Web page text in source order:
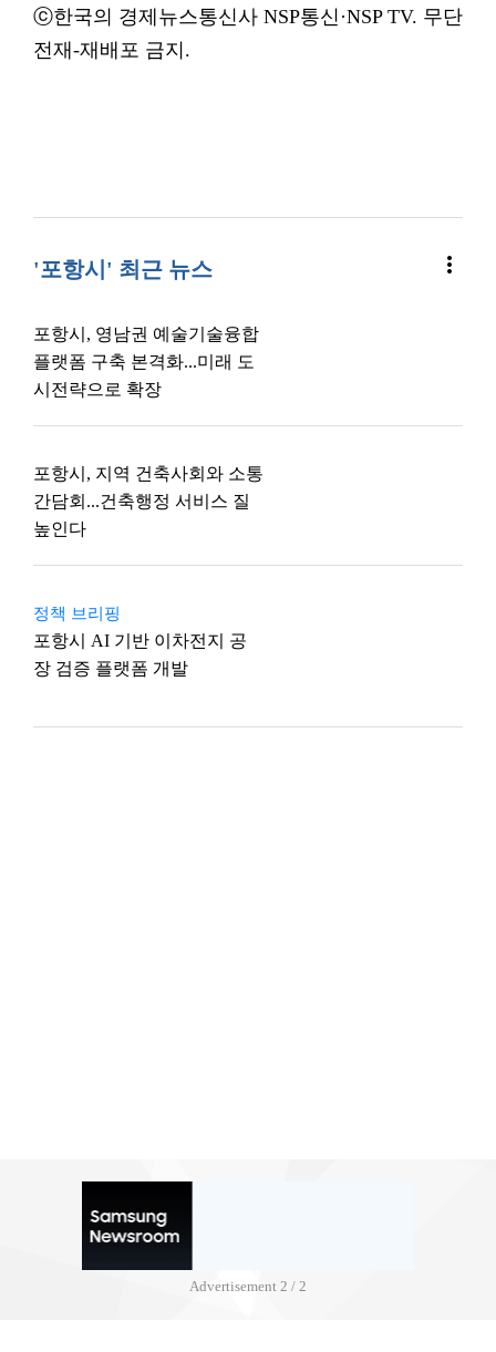
ⓒ한국의 경제뉴스통신사 NSP통신·NSP TV. 무단
전재-재배포 금지.
'포항시' 최근 뉴스 more_vert
포항시, 영남권 예술기술융합
플랫폼 구축 본격화...미래 도
시전략으로 확장
포항시, 지역 건축사회와 소통
간담회...건축행정 서비스 질
높인다
정책 브리핑
포항시 AI 기반 이차전지 공
장 검증 플랫폼 개발
Advertisement 2 / 2